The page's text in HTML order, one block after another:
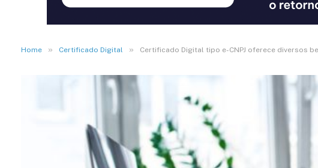
Home » Certificado Digital » Certificado Digital tipo e-CNPJ oferece diversos